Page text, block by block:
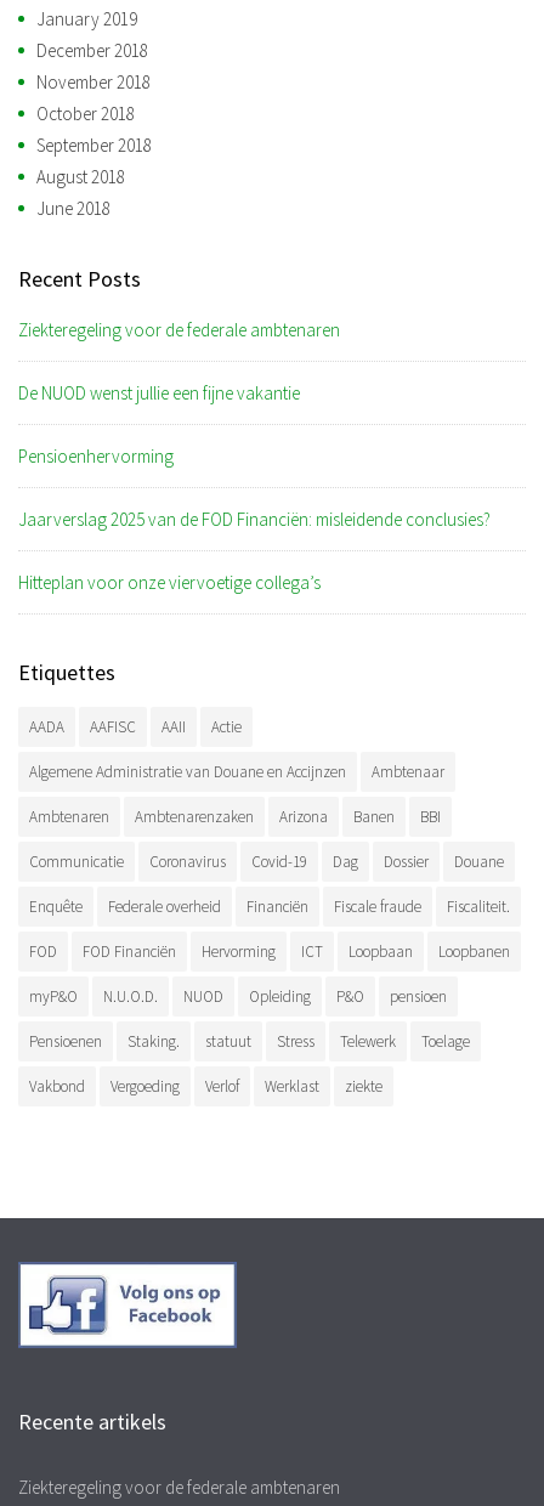
January 2019
December 2018
November 2018
October 2018
September 2018
August 2018
June 2018
Recent Posts
Ziekteregeling voor de federale ambtenaren
De NUOD wenst jullie een fijne vakantie
Pensioenhervorming
Jaarverslag 2025 van de FOD Financiën: misleidende conclusies?
Hitteplan voor onze viervoetige collega’s
Etiquettes
AADA AAFISC AAII Actie
Algemene Administratie van Douane en Accijnzen Ambtenaar
Ambtenaren Ambtenarenzaken Arizona Banen BBI
Communicatie Coronavirus Covid-19 Dag Dossier Douane
Enquête Federale overheid Financiën Fiscale fraude Fiscaliteit.
FOD FOD Financiën Hervorming ICT Loopbaan Loopbanen
myP&O N.U.O.D. NUOD Opleiding P&O pensioen
Pensioenen Staking. statuut Stress Telewerk Toelage
Vakbond Vergoeding Verlof Werklast ziekte
Recente artikels
Ziekteregeling voor de federale ambtenaren